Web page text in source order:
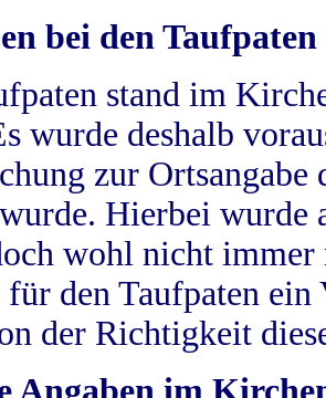
bei den Taufpaten
stand im
wurde deshalb
zur
Hierbei wurde
wohl nicht
für den Taufpaten
der Richtigkeit